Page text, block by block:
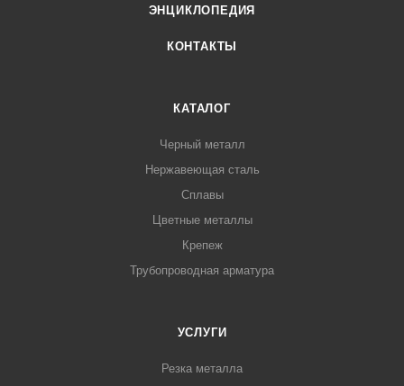
ЭНЦИКЛОПЕДИЯ
КОНТАКТЫ
КАТАЛОГ
Черный металл
Нержавеющая сталь
Сплавы
Цветные металлы
Крепеж
Трубопроводная арматура
УСЛУГИ
Резка металла